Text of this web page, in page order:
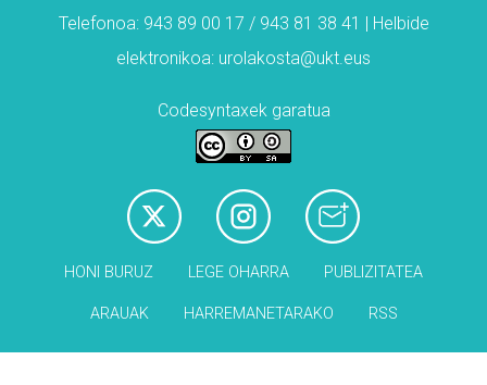
Telefonoa: 943 89 00 17 / 943 81 38 41 | Helbide
elektronikoa: urolakosta@ukt.eus
Codesyntaxek garatua
HONI BURUZ LEGE OHARRA PUBLIZITATEA
ARAUAK HARREMANETARAKO RSS